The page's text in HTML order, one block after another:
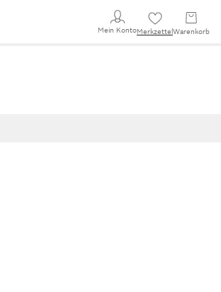
Mein KontoMerkzettel Warenkorb